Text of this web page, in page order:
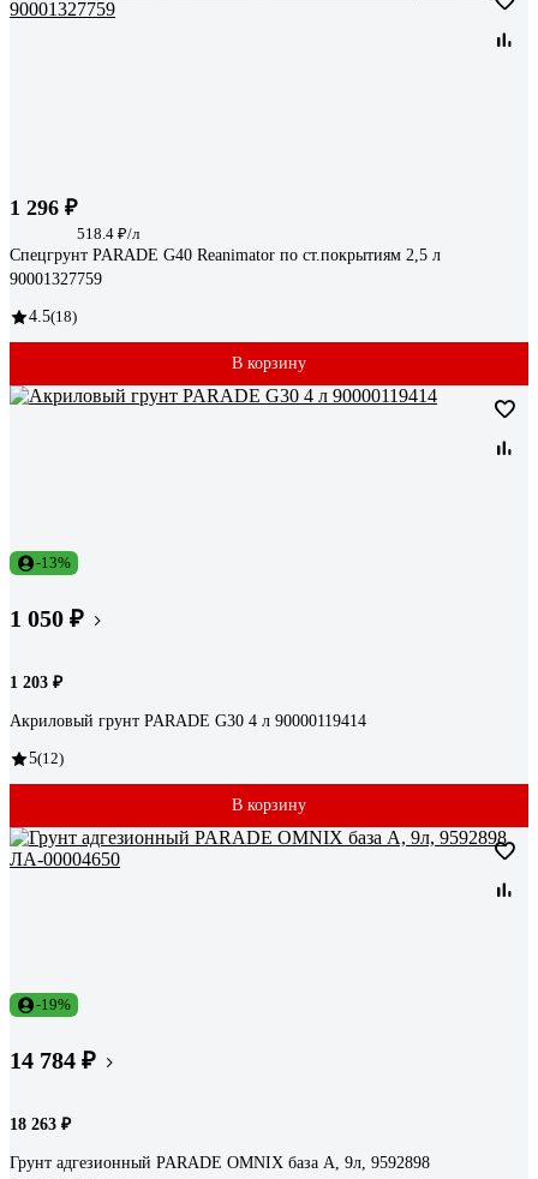
1 296 ₽
518.4 ₽/л
Спецгрунт PARADE G40 Reanimator по ст.покрытиям 2,5 л
90001327759
4.5(18)
В корзину
-13%
1 050 ₽
1 203 ₽
Акриловый грунт PARADE G30 4 л 90000119414
5(12)
В корзину
-19%
14 784 ₽
18 263 ₽
Грунт адгезионный PARADE OMNIX база А, 9л, 9592898